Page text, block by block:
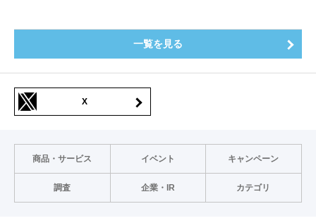
一覧を見る
X
商品・サービス イベント キャンペーン
調査 企業・IR カテゴリ